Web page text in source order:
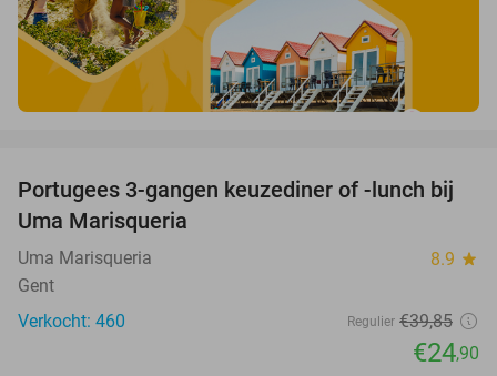
38%
Portugees 3-gangen keuzediner of -lunch bij
Uma Marisqueria
Uma Marisqueria 8.9 star
Gent
Verkocht: 460
Regulier €39,85
€24,90